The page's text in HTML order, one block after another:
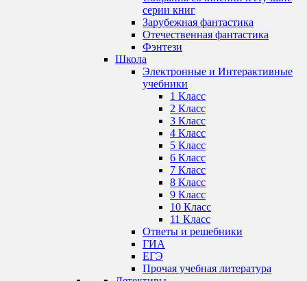
серии книг
Зарубежная фантастика
Отечественная фантастика
Фэнтези
Школа
Электронные и Интерактивные
учебники
1 Класс
2 Класс
3 Класс
4 Класс
5 Класс
6 Класс
7 Класс
8 Класс
9 Класс
10 Класс
11 Класс
Ответы и решебники
ГИА
ЕГЭ
Прочая учебная литература